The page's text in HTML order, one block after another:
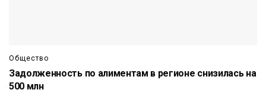
Общество
Задолженность по алиментам в регионе снизилась на
500 млн